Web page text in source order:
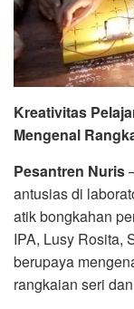
Kreativitas
Mengenal
Pesantren Nuris
antusias di
atik bongkahan
IPA, Lusy Rosita,
berupaya
rangkaian seri